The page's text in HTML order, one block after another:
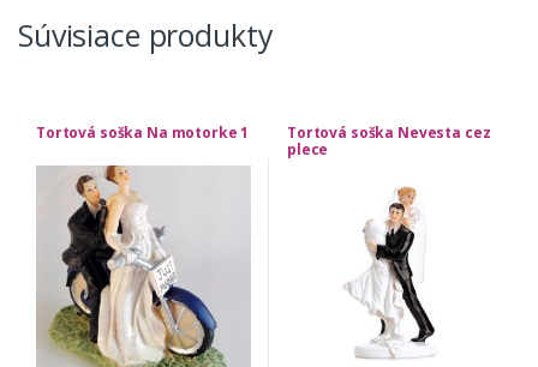
Súvisiace produkty
Tortová soška Na motorke 1
Tortová soška Nevesta cez
plece